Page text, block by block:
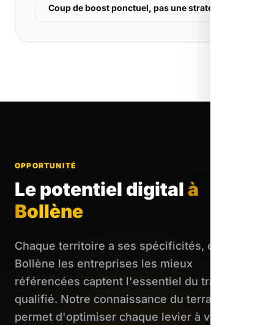
Coup de boost ponctuel, pas une stratégie
OPPORTUNITÉ
Le potentiel digitalà
Bollène
Chaque territoire a ses spécificités, et
Bollène les entreprises les mieux
référencées captent l'essentiel du trafic
qualifié. Notre connaissance du terrain nous
permet d'optimiser chaque levier à votre